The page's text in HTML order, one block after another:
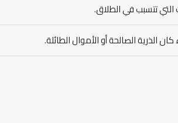
التي تتسبب في الطلاق.
الذرية الصالحة أو الأموال الطائلة.